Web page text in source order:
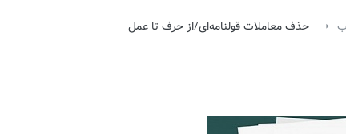
حذف معاملات قولنامه‌ای/از حرف تا عمل